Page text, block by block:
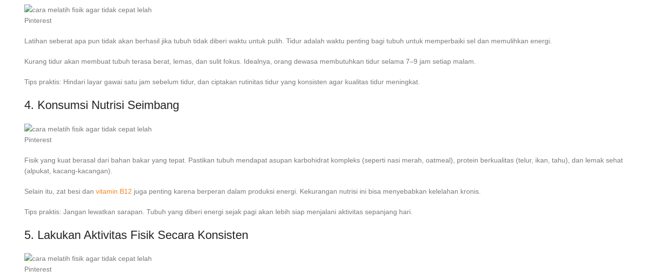
Pinterest
Latihan seberat apa pun tidak akan berhasil jika tubuh tidak diberi waktu untuk pulih. Tidur adalah waktu penting bagi tubuh untuk memperbaiki sel dan memulihkan energi.
Kurang tidur akan membuat tubuh terasa berat, lemas, dan sulit fokus. Idealnya, orang dewasa membutuhkan tidur selama 7–9 jam setiap malam.
Tips praktis: Hindari layar gawai satu jam sebelum tidur, dan ciptakan rutinitas tidur yang konsisten agar kualitas tidur meningkat.
4. Konsumsi Nutrisi Seimbang
Pinterest
Fisik yang kuat berasal dari bahan bakar yang tepat. Pastikan tubuh mendapat asupan karbohidrat kompleks (seperti nasi merah, oatmeal), protein berkualitas (telur, ikan, tahu), dan lemak sehat
(alpukat, kacang-kacangan).
Selain itu, zat besi dan vitamin B12 juga penting karena berperan dalam produksi energi. Kekurangan nutrisi ini bisa menyebabkan kelelahan kronis.
Tips praktis: Jangan lewatkan sarapan. Tubuh yang diberi energi sejak pagi akan lebih siap menjalani aktivitas sepanjang hari.
5. Lakukan Aktivitas Fisik Secara Konsisten
Pinterest